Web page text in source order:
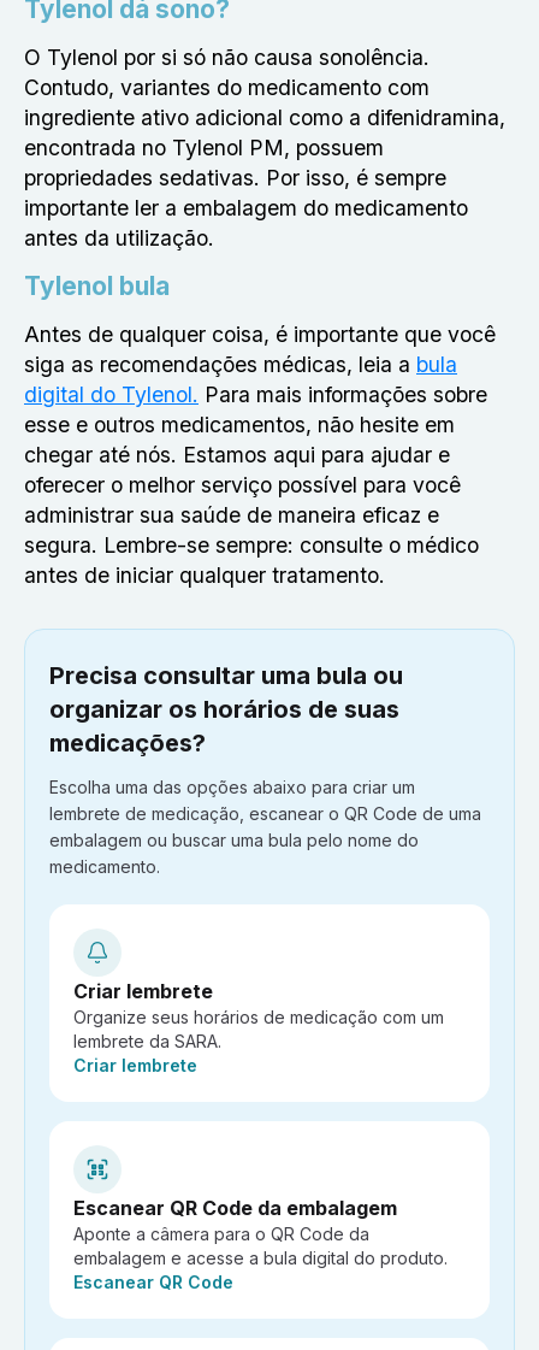
Tylenol dá sono?
O Tylenol por si só não causa sonolência.
Contudo, variantes do medicamento com
ingrediente ativo adicional como a difenidramina,
encontrada no Tylenol PM, possuem
propriedades sedativas. Por isso, é sempre
importante ler a embalagem do medicamento
antes da utilização.
Tylenol bula
Antes de qualquer coisa, é importante que você
siga as recomendações médicas, leia a bula
digital do Tylenol. Para mais informações sobre
esse e outros medicamentos, não hesite em
chegar até nós. Estamos aqui para ajudar e
oferecer o melhor serviço possível para você
administrar sua saúde de maneira eficaz e
segura. Lembre-se sempre: consulte o médico
antes de iniciar qualquer tratamento.
Precisa consultar uma bula ou
organizar os horários de suas
medicações?
Escolha uma das opções abaixo para criar um
lembrete de medicação, escanear o QR Code de uma
embalagem ou buscar uma bula pelo nome do
medicamento.
Criar lembrete
Organize seus horários de medicação com um
lembrete da SARA.
Ação:
Criar lembrete
Escanear QR Code da embalagem
Aponte a câmera para o QR Code da
embalagem e acesse a bula digital do produto.
Ação:
Escanear QR Code